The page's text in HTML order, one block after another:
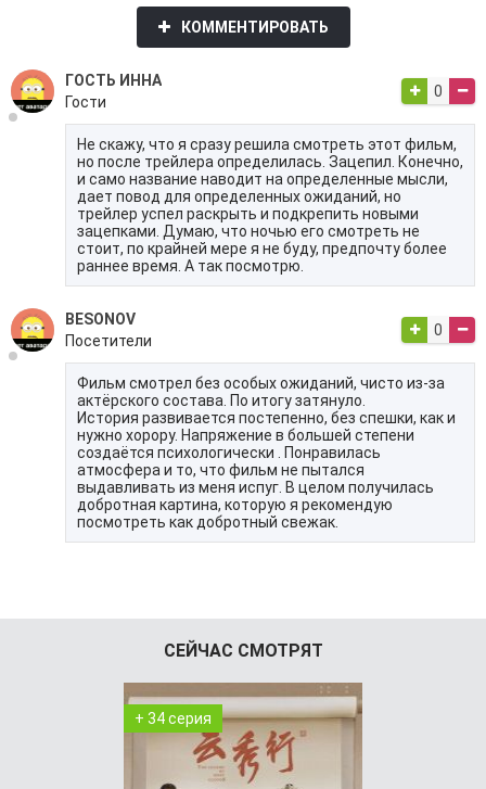
КОММЕНТИРОВАТЬ
ГОСТЬ ИННА
Гости
0
Не скажу, что я сразу решила смотреть этот фильм,
но после трейлера определилась. Зацепил. Конечно,
и само название наводит на определенные мысли,
дает повод для определенных ожиданий, но
трейлер успел раскрыть и подкрепить новыми
зацепками. Думаю, что ночью его смотреть не
стоит, по крайней мере я не буду, предпочту более
раннее время. А так посмотрю.
BESONOV
Посетители
0
Фильм смотрел без особых ожиданий, чисто из-за
актëрского состава. По итогу затянуло.
История развивается постепенно, без спешки, как и
нужно хорору. Напряжение в большей степени
создаëтся психологически . Понравилась
атмосфера и то, что фильм не пытался
выдавливать из меня испуг. В целом получилась
добротная картина, которую я рекомендую
посмотреть как добротный свежак.
СЕЙЧАС СМОТРЯТ
+ 34 серия